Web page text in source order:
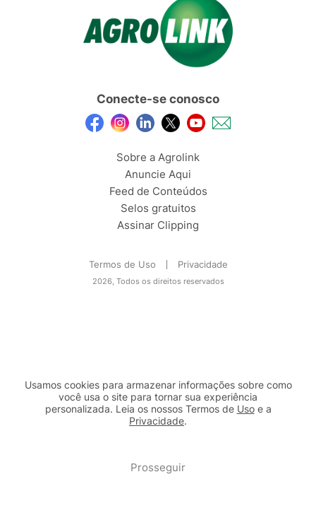
Conecte-se conosco
Sobre a Agrolink
Anuncie Aqui
Feed de Conteúdos
Selos gratuitos
Assinar Clipping
Termos de Uso Privacidade
2026, Todos os direitos reservados
Usamos cookies para armazenar informações sobre como
você usa o site para tornar sua experiência
personalizada. Leia os nossos Termos de Usoe a
Privacidade.
Prosseguir